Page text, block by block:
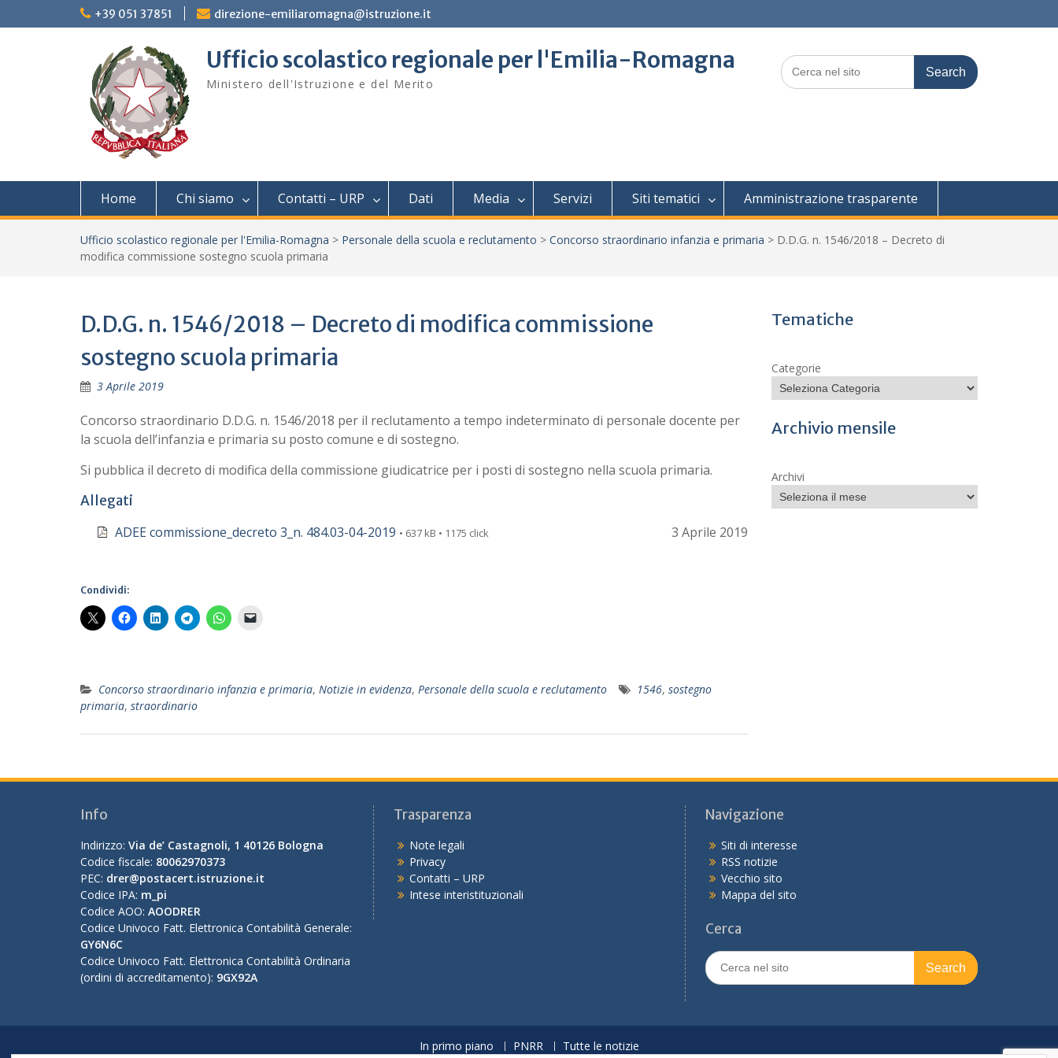
to
+39 051 37851 direzione-emiliaromagna@istruzione.it
Ufficio scolastico regionale per l'Emilia-Romagna
Ministero dell'Istruzione e del Merito
Search
for:
Home Chi siamo Contatti – URP Dati Media Servizi Siti tematici Amministrazione trasparente
Ufficio scolastico regionale per l'Emilia-Romagna > Personale della scuola e reclutamento > Concorso straordinario infanzia e primaria > D.D.G. n. 1546/2018 – Decreto di
modifica commissione sostegno scuola primaria
D.D.G. n. 1546/2018 – Decreto di modifica commissione
sostegno scuola primaria
3 Aprile 2019
Concorso straordinario D.D.G. n. 1546/2018 per il reclutamento a tempo indeterminato di personale docente per
la scuola dell’infanzia e primaria su posto comune e di sostegno.
Si pubblica il decreto di modifica della commissione giudicatrice per i posti di sostegno nella scuola primaria.
Allegati
ADEE commissione_decreto 3_n. 484.03-04-2019 • 637 kB • 1175 click 3 Aprile 2019
Condividi:
Concorso straordinario infanzia e primaria, Notizie in evidenza, Personale della scuola e reclutamento 1546, sostegno
primaria, straordinario
Tematiche
Categorie
Archivio mensile
Archivi
Info
Indirizzo: Via de’ Castagnoli, 1 40126 Bologna
Codice fiscale: 80062970373
PEC: drer@postacert.istruzione.it
Codice IPA: m_pi
Codice AOO: AOODRER
Codice Univoco Fatt. Elettronica Contabilità Generale:
GY6N6C
Codice Univoco Fatt. Elettronica Contabilità Ordinaria
(ordini di accreditamento): 9GX92A
Trasparenza
Note legali
Privacy
Contatti – URP
Intese interistituzionali
Navigazione
Siti di interesse
RSS notizie
Vecchio sito
Mappa del sito
Cerca
Search
for:
In primo piano PNRR Tutte le notizie